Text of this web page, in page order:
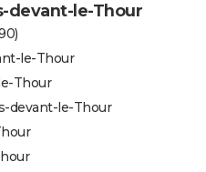
devant-le-Thour
le-Thour
Thour
devant-le-Thour